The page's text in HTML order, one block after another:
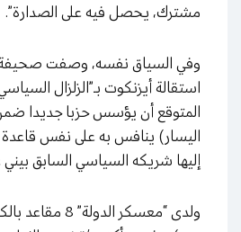
مشترك، يحصل فيه على الصدارة”.
وفي السياق نفسه، وصفت صحيفة
استقالة أيزنكوت بـ”الزلزال
المتوقع أن يؤسس حزبا جديدا
اليسار) ينافس به على نفس قاعدة
إليها شريكه السياسي السابق
ولدى “معسكر